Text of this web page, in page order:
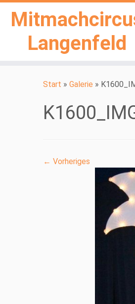
Langenfeld
Start » Galerie »
← Vorheriges